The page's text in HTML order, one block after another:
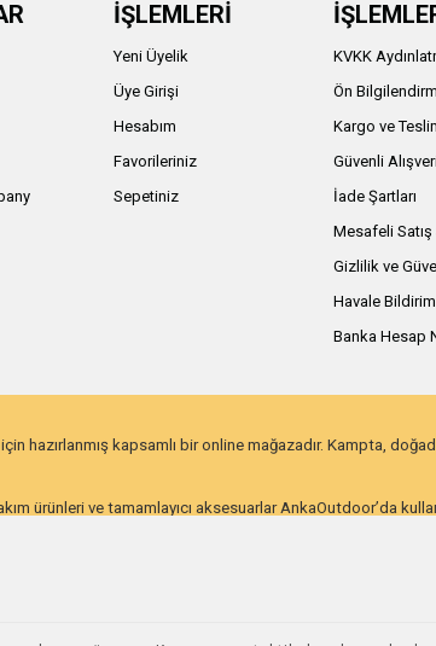
İŞLEMLERİ
Yeni Üyelik
Üye Girişi
Hesabım
Favorileriniz
Sepetiniz
KVKK
Ön
Kargo ve
Güvenli
İade Şartları
Mesafeli
Gizlilik ve
Havale
Banka Hesap
hazırlanmış kapsamlı bir online mağazadır. Kampta,
ürünleri ve tamamlayıcı aksesuarlar AnkaOutdoor’da